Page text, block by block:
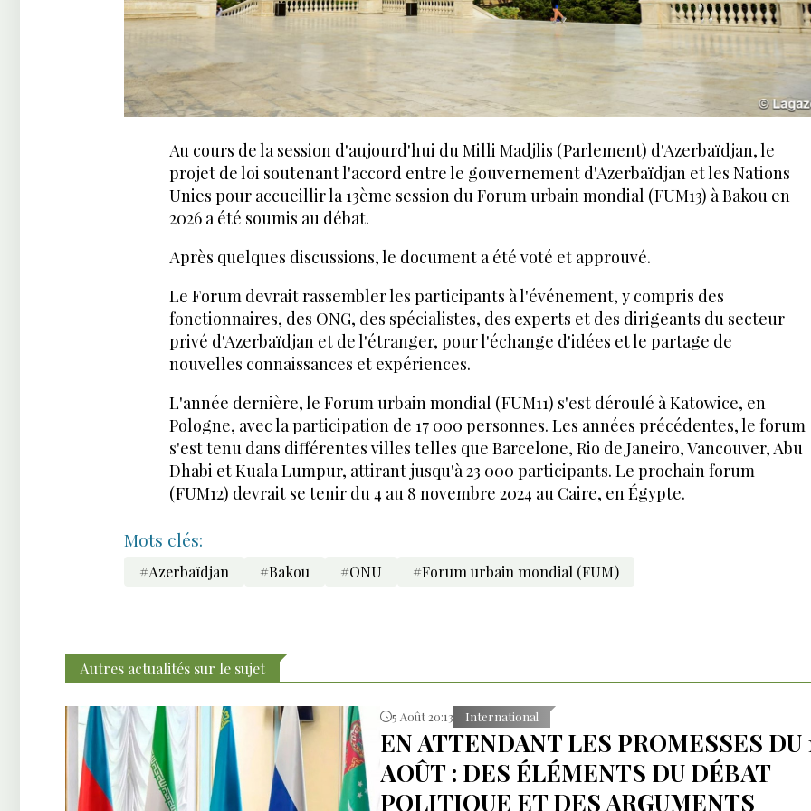
Au cours de la session d'aujourd'hui du Milli Madjlis (Parlement) d'Azerbaïdjan, le
projet de loi soutenant l'accord entre le gouvernement d'Azerbaïdjan et les Nations
Unies pour accueillir la 13ème session du Forum urbain mondial (FUM13) à Bakou en
2026 a été soumis au débat.
Après quelques discussions, le document a été voté et approuvé.
Le Forum devrait rassembler les participants à l'événement, y compris des
fonctionnaires, des ONG, des spécialistes, des experts et des dirigeants du secteur
privé d'Azerbaïdjan et de l'étranger, pour l'échange d'idées et le partage de
nouvelles connaissances et expériences.
L'année dernière, le Forum urbain mondial (FUM11) s'est déroulé à Katowice, en
Pologne, avec la participation de 17 000 personnes. Les années précédentes, le forum
s'est tenu dans différentes villes telles que Barcelone, Rio de Janeiro, Vancouver, Abu
Dhabi et Kuala Lumpur, attirant jusqu'à 23 000 participants. Le prochain forum
(FUM12) devrait se tenir du 4 au 8 novembre 2024 au Caire, en Égypte.
Mots clés:
#Azerbaïdjan #Bakou #ONU #Forum urbain mondial (FUM)
Autres actualités sur le sujet
5 Août 20:13 International
EN ATTENDANT LES PROMESSES DU
AOÛT : DES ÉLÉMENTS DU DÉBAT
POLITIQUE ET DES ARGUMENTS